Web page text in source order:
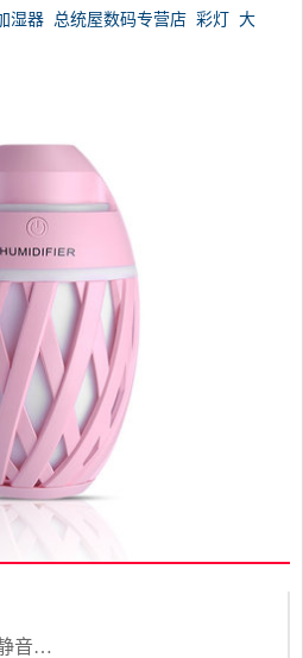
湿器 总统屋数码专营店 彩灯
大
颜色分类:樱花粉标配【静音大雾量+12h持续加湿+彩灯】雾霭白标配【静音大雾量+12h持续加湿+彩灯】樱花粉高配【多配5根棉棒+静音大雾量+12h持续加湿+彩灯】雾霭白高配【多配5根棉棒+静音大雾量+12h持续加湿+彩灯】可爱粉【彩灯+静音+大雾量+13h持续加湿】清新绿【彩灯+静音+大雾量+13h持续加湿】梦幻蓝【彩灯+静音+大雾量+13h持续加湿】炫丽黄【彩灯+静音+大雾量+13h持续加湿】可爱粉【多赠5根棉棒+彩灯+静音+大雾量+13h持续加湿】清新绿【多赠5根棉棒+彩灯+静音+大雾量+13h持续加湿】梦幻蓝【多赠5根棉棒+彩灯+静音+大雾量+13h持续加湿】炫丽黄【多赠5根棉棒+彩灯+静音+大雾量+13h持续加湿】